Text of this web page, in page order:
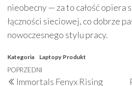
nieobecny — za to całość opiera
łączności sieciowej, co dobrze
nowoczesnego stylu pracy.
Kategoria Laptopy Produkt
Nawigacja
Poprzedni
POPRZEDNI
Immortals Fenyx Rising